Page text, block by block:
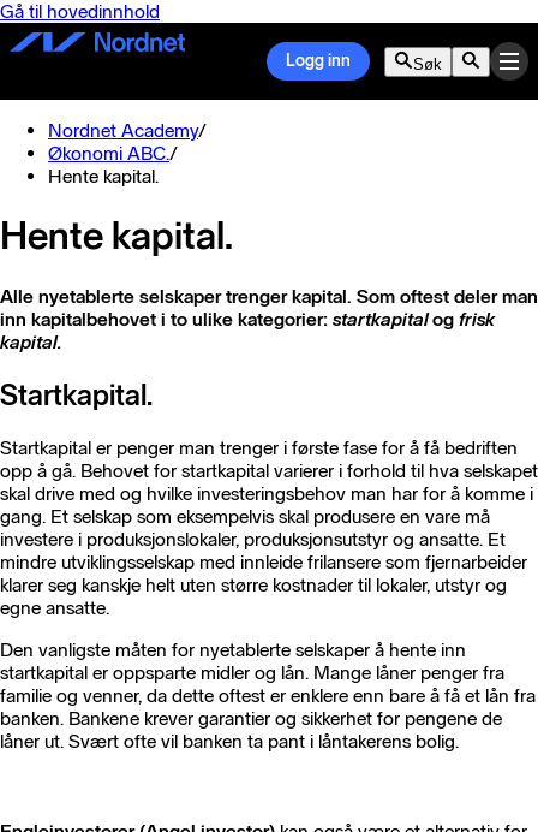
Gå til hovedinnhold
Logg inn Søk
Nordnet Academy/
Økonomi ABC./
Hente kapital.
Hente kapital.
Alle nyetablerte selskaper trenger kapital. Som oftest deler man
inn kapitalbehovet i to ulike kategorier: startkapitalog frisk
kapital.
Startkapital.
Startkapital er penger man trenger i første fase for å få bedriften
opp å gå. Behovet for startkapital varierer i forhold til hva selskapet
skal drive med og hvilke investeringsbehov man har for å komme i
gang. Et selskap som eksempelvis skal produsere en vare må
investere i produksjonslokaler, produksjonsutstyr og ansatte. Et
mindre utviklingsselskap med innleide frilansere som fjernarbeider
klarer seg kanskje helt uten større kostnader til lokaler, utstyr og
egne ansatte.
Den vanligste måten for nyetablerte selskaper å hente inn
startkapital er oppsparte midler og lån. Mange låner penger fra
familie og venner, da dette oftest er enklere enn bare å få et lån fra
banken. Bankene krever garantier og sikkerhet for pengene de
låner ut. Svært ofte vil banken ta pant i låntakerens bolig.